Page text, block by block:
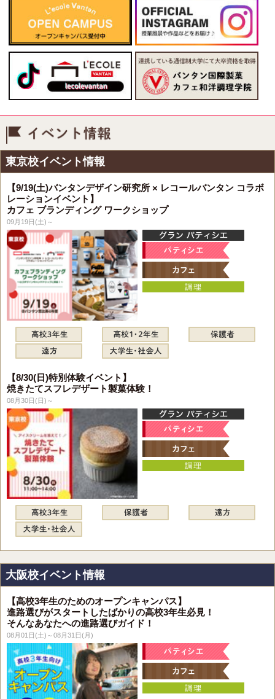
東京校イベント情報
【9/19(土)バンタンデザイン研究所 × レコールバンタン コラボ
レーションイベント】
カフェ ブランディング ワークショップ
09月19日(土)～
【8/30(日)特別体験イベント】
焼きたてスフレデザート製菓体験！
08月30日(日)～
大阪校イベント情報
【高校3年生のためのオープンキャンパス】
進路選びがスタートしたばかりの高校3年生必見！
そんなあなたへの進路選びガイド！
08月01日(土)～08月31日(月)